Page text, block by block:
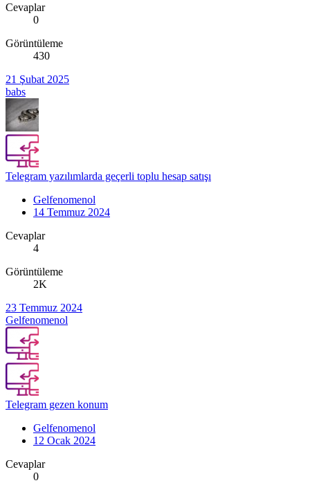
Cevaplar
0
Görüntüleme
430
21 Şubat 2025
babs
Telegram yazılımlarda geçerli toplu hesap satışı
Gelfenomenol
14 Temmuz 2024
Cevaplar
4
Görüntüleme
2K
23 Temmuz 2024
Gelfenomenol
Telegram gezen konum
Gelfenomenol
12 Ocak 2024
Cevaplar
0